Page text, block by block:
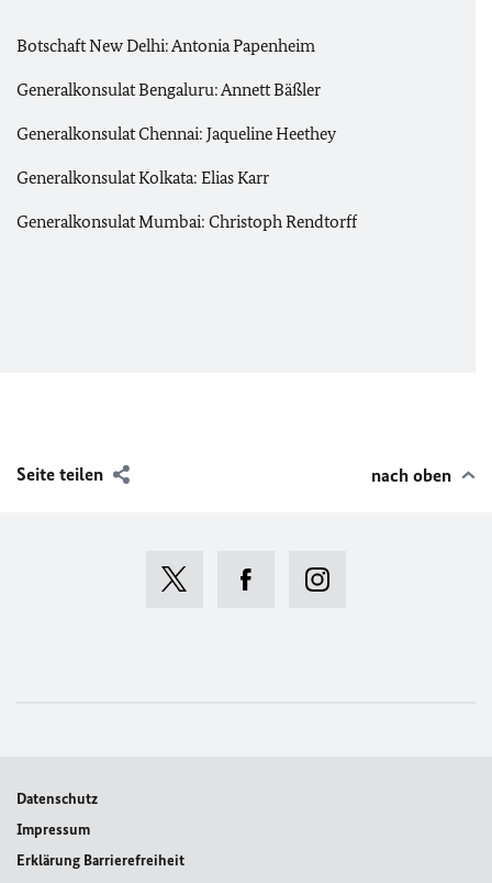
Botschaft New Delhi: Antonia Papenheim
Generalkonsulat Bengaluru: Annett Bäßler
Generalkonsulat Chennai: Jaqueline Heethey
Generalkonsulat Kolkata: Elias Karr
Generalkonsulat Mumbai: Christoph Rendtorff
Seite teilen nach oben
Datenschutz
Impressum
Erklärung Barrierefreiheit